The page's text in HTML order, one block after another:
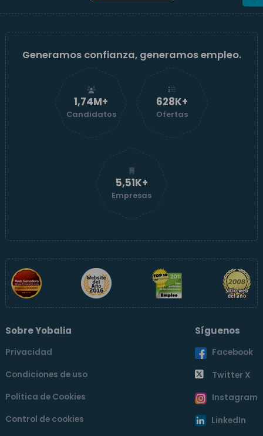
Generamos confianza, generamos empleo.
1,74M+
Candidatos
629K+
Ofertas
5,52K+
Empresas
Sobre Yobalia
Privacidad
Condiciones de uso
Política de Cookies
Control de cookies
Síguenos
Facebook
Twitter X
Instagram
LinkedIn